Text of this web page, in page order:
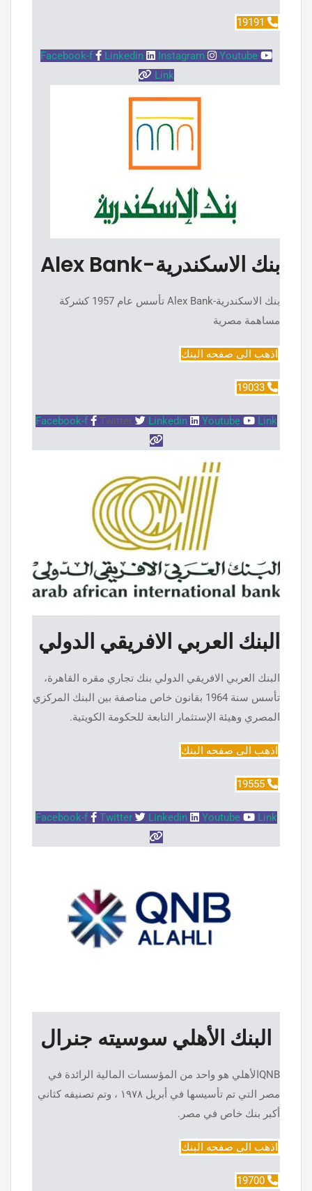
19191
Facebook-f Linkedin Instagram
Youtube
Link
بنك الاسكندرية-Alex Bank
بنك الاسكندرية-Alex Bank تأسس عام 1957 كشركة
مساهمة مصرية
اذهب الى صفحه البنك
19033
Facebook-f Twitter Linkedin Youtube Link
البنك العربي الافريقي الدولي
البنك العربي الافريقي الدولي بنك تجاري مقره القاهرة،
تأسس سنة 1964 بقانون خاص مناصفة بين البنك المركزي
المصري وهيئة الإستثمار التابعة للحكومة الكويتية.
اذهب الى صفحه البنك
19555
Facebook-f Twitter Linkedin Youtube Link
البنك الأهلي سوسيته جنرال
QNBالأهلي هو واحد من المؤسسات المالية الرائدة في
مصر التي تم تأسيسها في أبريل ١٩٧٨ ، وتم تصنيفه كثاني
أكبر بنك خاص في مصر.
اذهب الى صفحه البنك
19700